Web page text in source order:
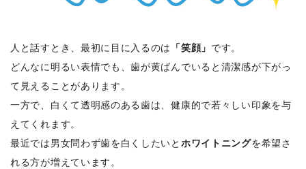
人と話すとき、最初に目に入るのは 「笑顔」 です。
どんなに明るい表情でも、歯が黄ばんでいると清潔感が下がっ
て見えることがあります。
一方で、白くて透明感のある歯は、健康的で若々しい印象を与
えてくれます。
最近では男女問わず歯を白くしたいと ホワイトニングを希望さ
れる方が増えています。